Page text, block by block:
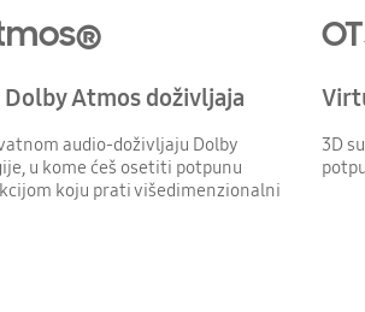
Atmos doživljaja
audio-doživljaju Dolby
u kome ćeš osetiti potpunu
koju prati višedimenzionalni
3D